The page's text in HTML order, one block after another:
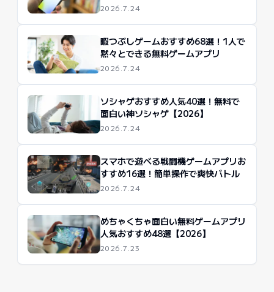
2026.7.24
暇つぶしゲームおすすめ68選！1人で
黙々とできる無料ゲームアプリ
2026.7.24
ソシャゲおすすめ人気40選！無料で
面白い神ソシャゲ【2026】
2026.7.24
スマホで遊べる戦闘機ゲームアプリお
すすめ16選！簡単操作で爽快バトル
2026.7.24
めちゃくちゃ面白い無料ゲームアプリ
人気おすすめ48選【2026】
2026.7.23